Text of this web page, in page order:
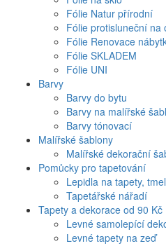
Fólie Natur přírodní
Fólie protisluneční na
Fólie Renovace
Fólie SKLADEM
Fólie UNI
Barvy
Barvy do bytu
Barvy na malířské
Barvy tónovací
Malířské šablony
Malířské dekorační
Pomůcky pro tapetování
Lepidla na tapety,
Tapetářské nářadí
Tapety a dekorace od 90 Kč
Levné samolepící
Levné tapety na zeď